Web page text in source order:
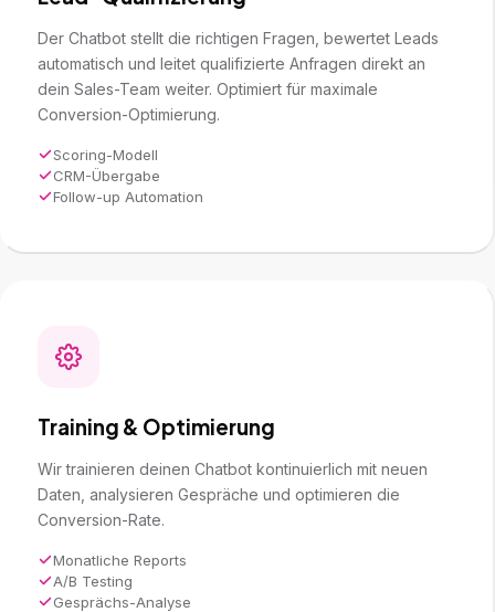
Der Chatbot stellt die richtigen Fragen, bewertet Leads
automatisch und leitet qualifizierte Anfragen direkt an
dein Sales-Team weiter. Optimiert für maximale
Conversion-Optimierung.
Scoring-Modell
CRM-Übergabe
Follow-up Automation
Training & Optimierung
Wir trainieren deinen Chatbot kontinuierlich mit neuen
Daten, analysieren Gespräche und optimieren die
Conversion-Rate.
Monatliche Reports
A/B Testing
Gesprächs-Analyse